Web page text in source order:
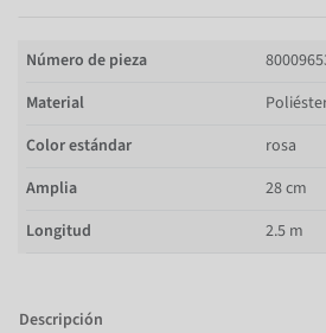
Número de pieza
Material
Color estándar
rosa
Amplia
28 cm
Longitud
2.5 m
Descripción